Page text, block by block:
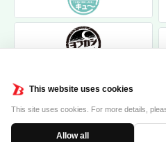
This website uses cookies
This site uses cookies. For more details,
Allow all